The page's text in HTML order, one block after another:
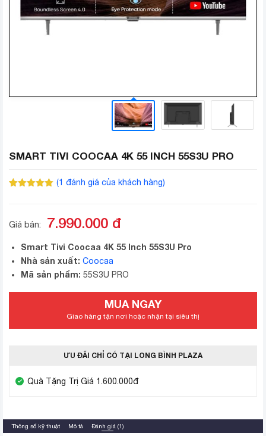
SMART TIVI COOCAA 4K 55 INCH 55S3U PRO
(1 đánh giá của khách hàng)
Giá bán: 7.990.000 đ
Smart Tivi Coocaa 4K 55 Inch 55S3U Pro
Nhà sản xuất: Coocaa
Mã sản phẩm: 55S3U PRO
MUA NGAY
Giao hàng tận nơi hoặc nhận tại siêu thị
ƯU ĐÃI CHỈ CÓ TẠI LONG BÌNH PLAZA
Quà Tặng Trị Giá 1.600.000đ
Thông số kỹ thuật Mô tả Đánh giá (1)